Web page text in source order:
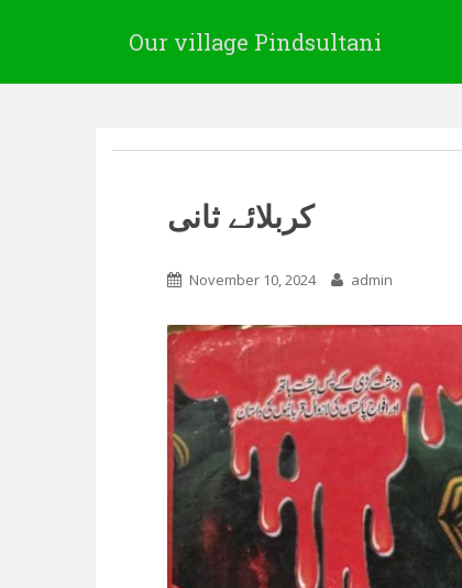
Our village Pindsultani
کربلائے ثانی
November 10, 2024 admin